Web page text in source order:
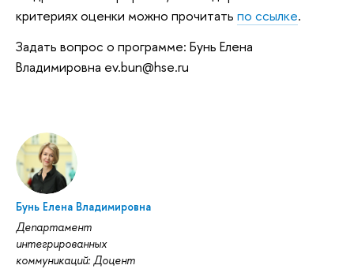
критериях оценки можно прочитать по ссылке.
Задать вопрос о программе: Бунь Елена
Владимировна ev.bun@hse.ru
Бунь Елена Владимировна
Департамент
интегрированных
коммуникаций: Доцент